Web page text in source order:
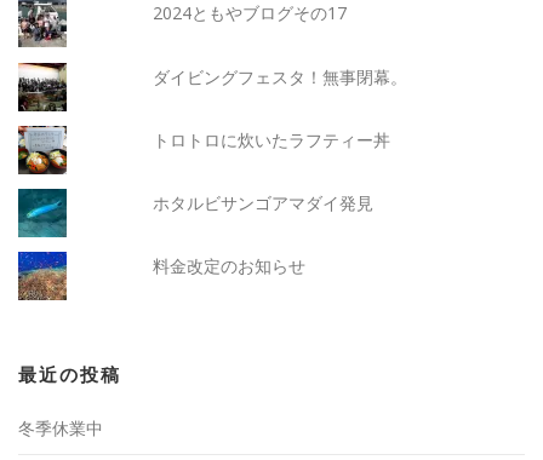
2024ともやブログその17
ダイビングフェスタ！無事閉幕。
トロトロに炊いたラフティー丼
ホタルビサンゴアマダイ発見
料金改定のお知らせ
最近の投稿
冬季休業中